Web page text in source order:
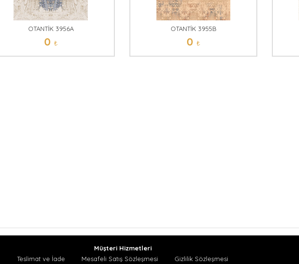
OTANTİK 3956A
0 ₺
OTANTİK 3955B
0₺
Müşteri Hizmetleri
Teslimat ve İade
Mesafeli Satış Sözleşmesi Gizlilik Sözleşmesi